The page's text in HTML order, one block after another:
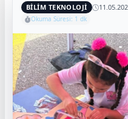
BİLİM TEKNOLOJİ
Okuma Süresi: 1 dk